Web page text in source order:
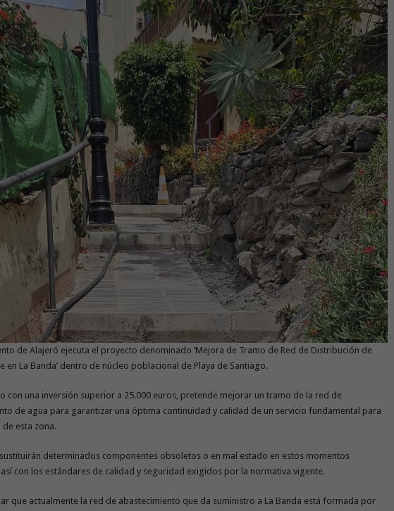
de Alajeró ejecuta el proyecto denominado ‘Mejora de Tramo de Red de Distribución de
en La Banda’ dentro de núcleo poblacional de Playa de Santiago.
con una inversión superior a 25.000 euros, pretende mejorar un tramo de la red de
de agua para garantizar una óptima continuidad y calidad de un servicio fundamental para
de esta zona.
determinados componentes obsoletos o en mal estado en estos momentos
con los estándares de calidad y seguridad exigidos por la normativa vigente.
que actualmente la red de abastecimiento que da suministro a La Banda está formada por